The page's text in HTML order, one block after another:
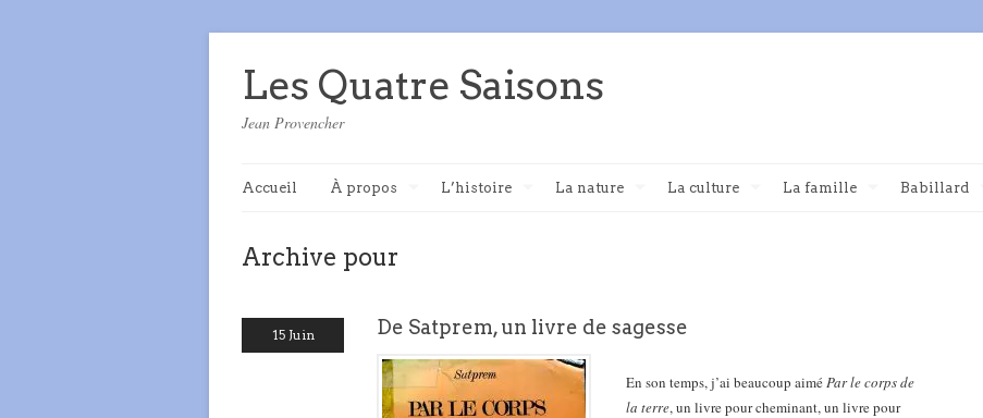
Les Quatre Saisons
Jean Provencher
Accueil À propos L’histoire La nature La culture La famille Babillard
Archive pour
15 Juin De Satprem, un livre de sagesse
En son temps, j’ai beaucoup aiméPar le corps de
la terre, un livre pour cheminant, un livre pour